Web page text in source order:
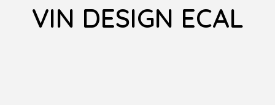
VIN DESIGN ECAL